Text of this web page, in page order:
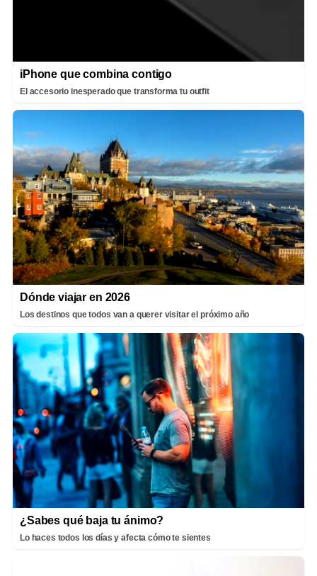
iPhone que combina contigo
El accesorio inesperado que transforma tu outfit
Dónde viajar en 2026
Los destinos que todos van a querer visitar el próximo año
¿Sabes qué baja tu ánimo?
Lo haces todos los días y afecta cómo te sientes